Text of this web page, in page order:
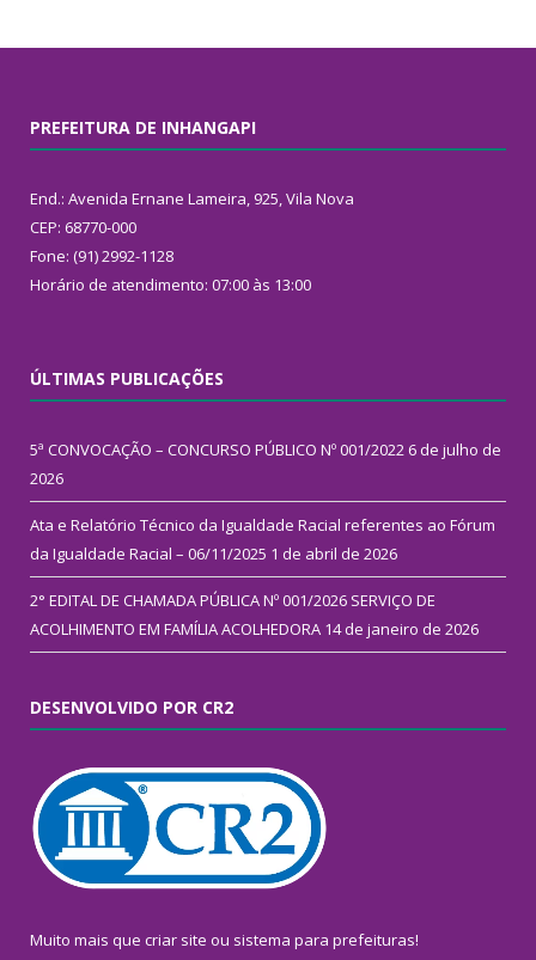
PREFEITURA DE INHANGAPI
End.: Avenida Ernane Lameira, 925, Vila Nova
CEP: 68770-000
Fone: (91) 2992-1128
Horário de atendimento: 07:00 às 13:00
ÚLTIMAS PUBLICAÇÕES
5ª CONVOCAÇÃO – CONCURSO PÚBLICO Nº 001/2022 6 de julho de
2026
Ata e Relatório Técnico da Igualdade Racial referentes ao Fórum
da Igualdade Racial – 06/11/2025 1 de abril de 2026
2° EDITAL DE CHAMADA PÚBLICA Nº 001/2026 SERVIÇO DE
ACOLHIMENTO EM FAMÍLIA ACOLHEDORA 14 de janeiro de 2026
DESENVOLVIDO POR CR2
Muito mais que criar site ou sistema para prefeituras!